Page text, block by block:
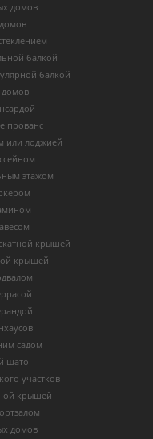
домов
балкой
балкой
домов
прованс
или лоджией
этажом
крышей
крышей
садом
шато
участков
крышей
домов